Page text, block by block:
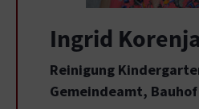
Ingrid
Reinigung
Gemeindeamt, Bauhof